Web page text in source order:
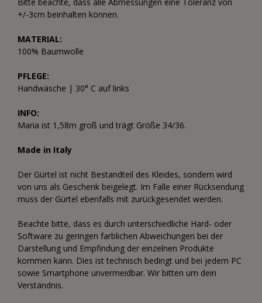
+/-3cm beinhalten können.
MATERIAL:
100% Baumwolle
PFLEGE:
Handwäsche | 30° C auf links
INFO:
Maria ist 1,58m groß und trägt Größe 34/36.
Made in Italy
Der Gürtel ist nicht Bestandteil des Kleides, sondern wird
von uns als Geschenk beigelegt. Im Falle einer Rücksendung
muss der Gürtel ebenfalls mit zurückgesendet werden.
Beachte bitte, dass es durch unterschiedliche Hard- oder
Software zu geringen farblichen Abweichungen bei der
Darstellung und Empfindung der einzelnen Produkte
kommen kann. Dies ist technisch bedingt und bei jedem PC
sowie Smartphone unvermeidbar. Wir bitten um dein
Verständnis.